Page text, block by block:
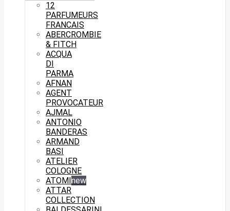
12
PARFUMEURS
FRANCAIS
ABERCROMBIE
& FITCH
ACQUA
DI
PARMA
AFNAN
AGENT
PROVOCATEUR
AJMAL
ANTONIO
BANDERAS
ARMAND
BASI
ATELIER
COLOGNE
ATOMI new
ATTAR
COLLECTION